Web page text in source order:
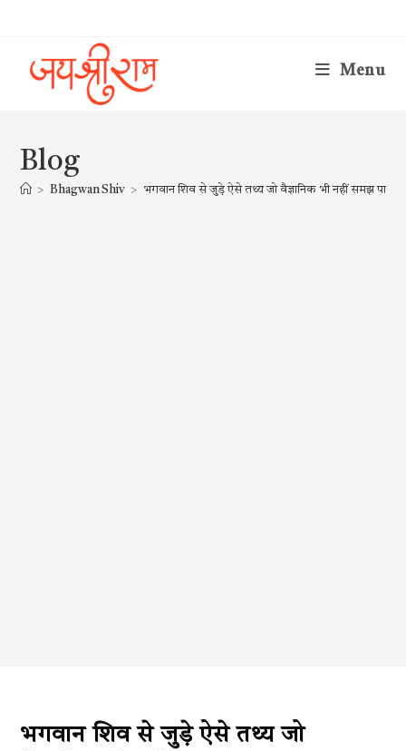
Menu
Blog
> Bhagwan Shiv > भगवान शिव से जुड़े ऐसे तथ्य जो वैज्ञानिक भी नहीं समझ पाए
भगवान शिव से जुड़े ऐसे तथ्य जो